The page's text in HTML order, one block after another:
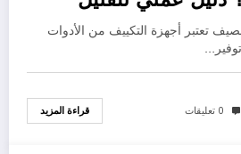
تعتبر أجهزة التكييف من الأدوات
0 تعليقات قراءة المزيد